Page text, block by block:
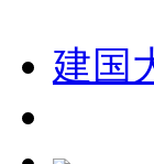
建国